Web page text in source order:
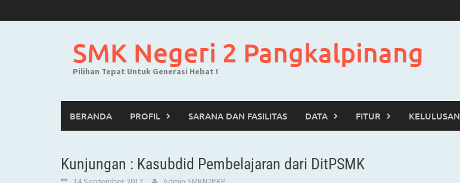
to
SMK Negeri 2 Pangkalpinang
Pilihan Tepat Untuk Generasi Hebat !
BERANDA PROFIL SARANA DAN FASILITAS DATA FITUR KELULUSAN
Kunjungan : Kasubdid Pembelajaran dari DitPSMK